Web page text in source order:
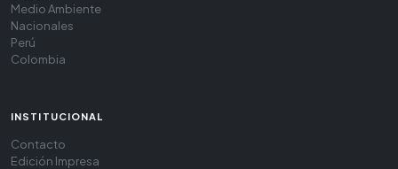
Medio Ambiente
Nacionales
Perú
Colombia
INSTITUCIONAL
Contacto
Edición Impresa